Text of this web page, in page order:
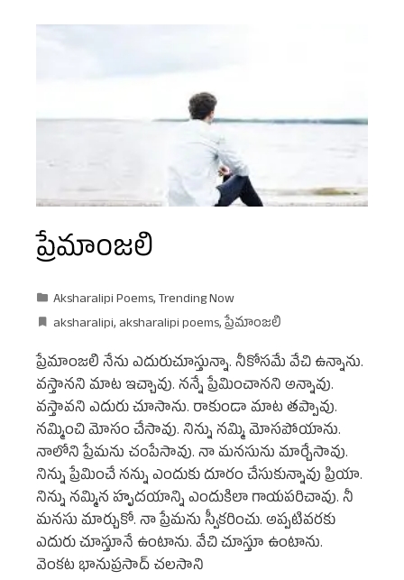
ప్రేమాంజలి
Aksharalipi Poems,Trending Now
aksharalipi, aksharalipi poems,ప్రేమాంజలి
ప్రేమాంజలి నేను ఎదురుచూస్తున్నా. నీకోసమే వేచి ఉన్నాను.
వస్తానని మాట ఇచ్చావు. నన్నే ప్రేమించానని అన్నావు.
వస్తావని ఎదురు చూసాను. రాకుండా మాట తప్పావు.
నమ్మించి మోసం చేసావు. నిన్ను నమ్మి మోసపోయాను.
నాలోని ప్రేమను చంపేసావు. నా మనసును మార్చేసావు.
నిన్ను ప్రేమించే నన్ను ఎందుకు దూరం చేసుకున్నావు ప్రియా.
నిన్ను నమ్మిన హృదయాన్ని ఎందుకిలా గాయపరిచావు. నీ
మనసు మార్చుకో. నా ప్రేమను స్వీకరించు. అప్పటివరకు
ఎదురు చూస్తూనే ఉంటాను. వేచి చూస్తూ ఉంటాను.
వెంకట భానుప్రసాద్ చలసాని